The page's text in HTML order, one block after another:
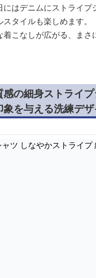
にはデニムにストライプ
タイルも楽しめます。
着こなしが広がる、まさ
感の細身ストライ
を与える洗練デ